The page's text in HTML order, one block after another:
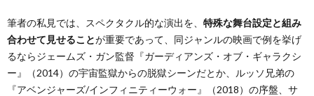
筆者の私見では、スペクタクル的な演出を、 特殊な舞台設定と組み
合わせて見せることが重要であって、同ジャンルの映画で例を挙げ
るならジェームズ・ガン監督『ガーディアンズ・オブ・ギャラクシ
ー』（2014）の宇宙監獄からの脱獄シーンだとか、ルッソ兄弟の
『アベンジャーズ/インフィニティーウォー』（2018）の序盤、サ